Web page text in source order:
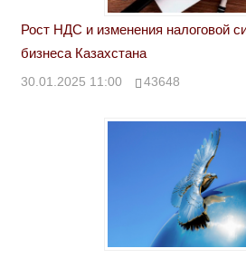
Рост НДС и изменения налоговой
бизнеса Казахстана
30.01.2025 11:00 43648